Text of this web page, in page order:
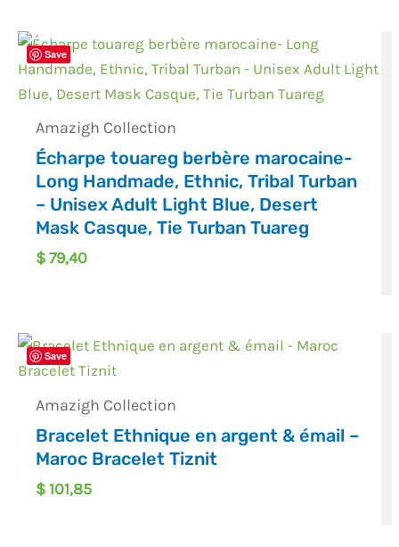
Save
Amazigh Collection
Écharpe touareg berbère marocaine-
Long Handmade, Ethnic, Tribal Turban
– Unisex Adult Light Blue, Desert
Mask Casque, Tie Turban Tuareg
$79,40
Save
Amazigh Collection
Bracelet Ethnique en argent & émail –
Maroc Bracelet Tiznit
$101,85